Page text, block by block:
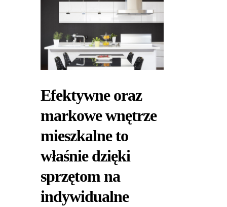
Efektywne oraz
markowe wnętrze
mieszkalne to
właśnie dzięki
sprzętom na
indywidualne